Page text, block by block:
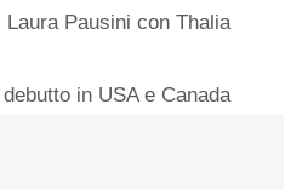
Pausini con Thalia
in USA e Canada